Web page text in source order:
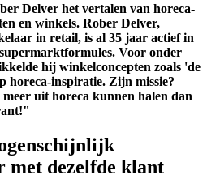
Delver het vertalen van horeca-
en winkels. Rober Delver,
in retail, is al 35 jaar actief in
Voor onder
hij winkelconcepten zoals 'de
horeca-inspiratie. Zijn missie?
uit horeca kunnen halen dan
met dezelfde klant